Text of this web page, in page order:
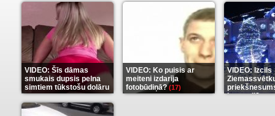
VIDEO: Šīs dāmas
smukais dupsis pelna
simtiem tūkstošu dolāru
(9)
VIDEO: Ko puisis ar
meiteni izdarīja
fotobūdiņā?(17)
VIDEO: Izcils
karu stilā(7)